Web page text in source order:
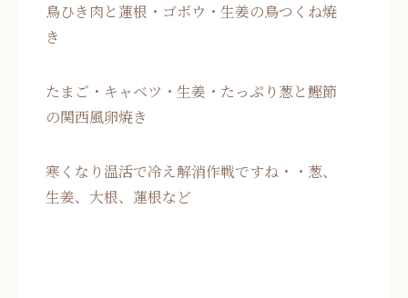
鳥ひき肉と蓮根・ゴボウ・生姜の鳥つくね焼
き
たまご・キャベツ・生姜・たっぷり葱と鰹節
の関西風卵焼き
寒くなり温活で冷え解消作戦ですね・・葱、
生姜、大根、蓮根など